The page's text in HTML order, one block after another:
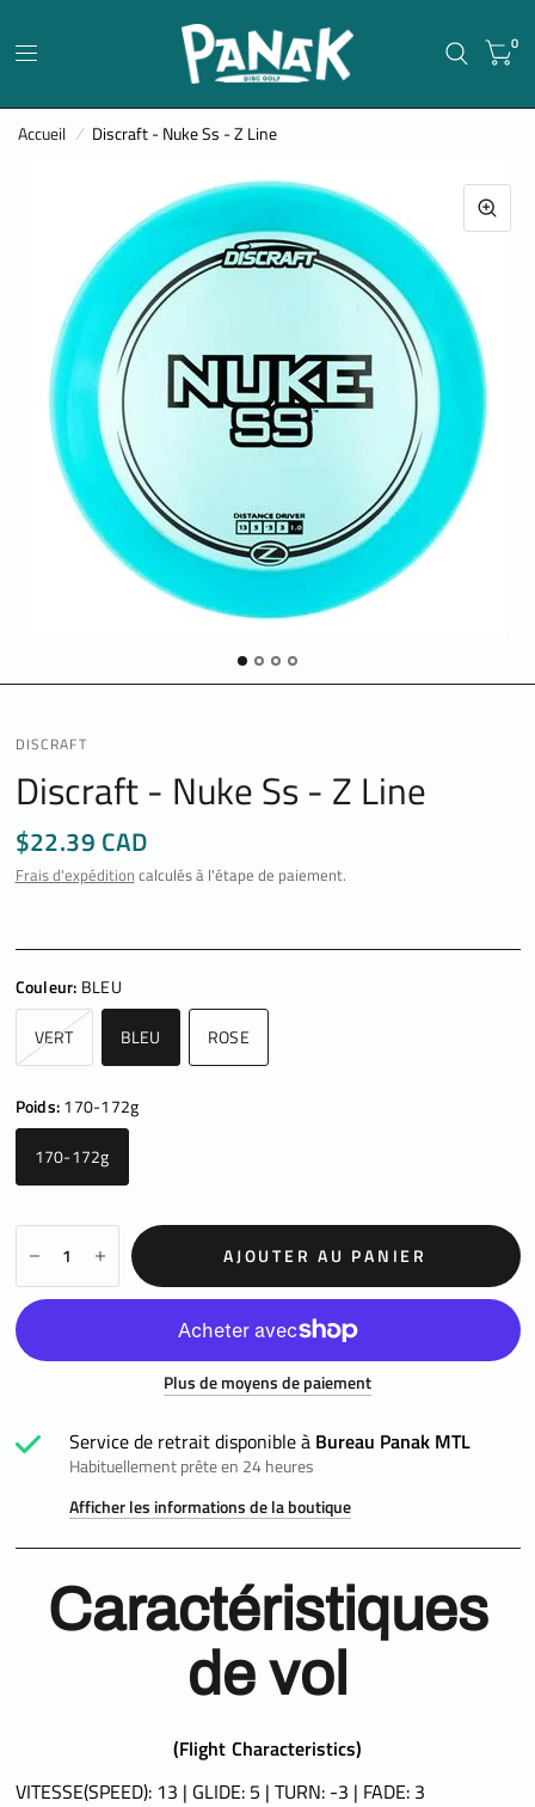
0
Accueil / Discraft - Nuke Ss - Z Line
DISCRAFT
Discraft - Nuke Ss - Z Line
$22.39 CAD
Frais d'expédition calculés à l'étape de paiement.
Couleur: BLEU
VERT BLEU ROSE
Poids: 170-172g
170-172g
AJOUTER AU PANIER
Plus de moyens de paiement
Service de retrait disponible à Bureau Panak MTL
Habituellement prête en 24 heures
Afficher les informations de la boutique
Caractéristiques
de vol
(Flight Characteristics)
VITESSE(SPEED): 13 | GLIDE: 5 | TURN: -3 | FADE: 3